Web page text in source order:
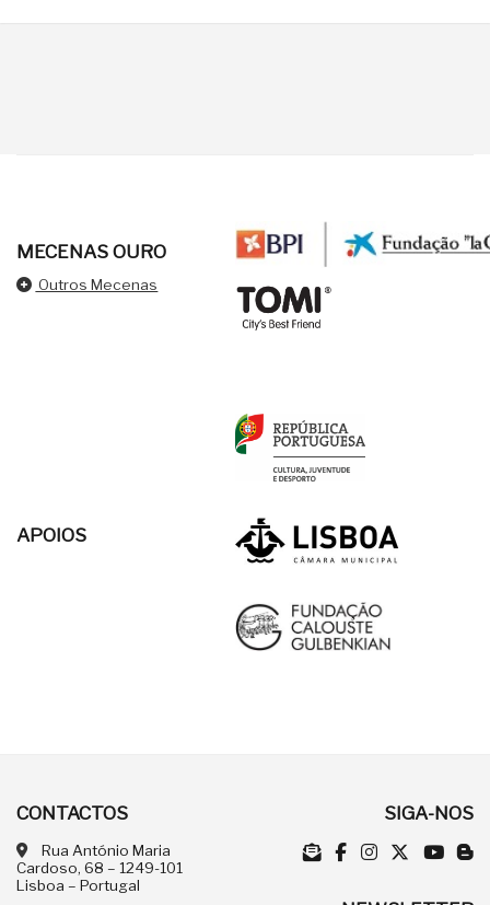
MECENAS OURO
Outros Mecenas
APOIOS
CONTACTOS
Rua António Maria
Cardoso, 68 – 1249-101
Lisboa – Portugal
SIGA-NOS